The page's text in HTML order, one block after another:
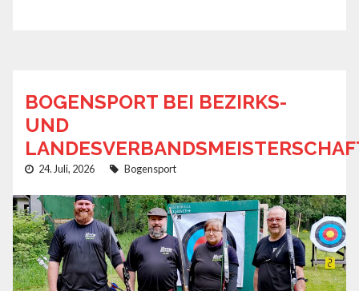
BOGENSPORT BEI BEZIRKS-
UND
24. Juli, 2026 Bogensport